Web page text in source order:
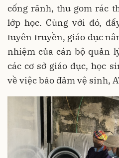
cống rãnh, thu gom rác
lớp học. Cùng với đó,
tuyên truyền, giáo dục
nhiệm của cán bộ quản
các cơ sở giáo dục, học
về việc bảo đảm vệ sinh,